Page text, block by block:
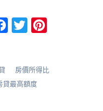
Fa
o
o
T
er es
房價所得比
貸最高額度